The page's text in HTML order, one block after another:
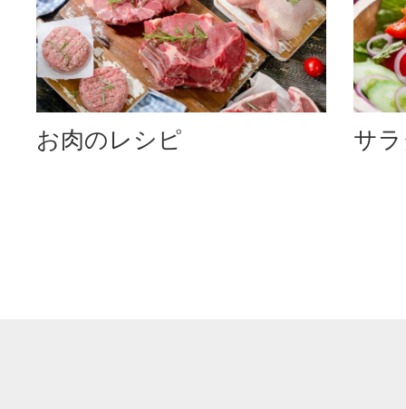
お肉のレシピ サ